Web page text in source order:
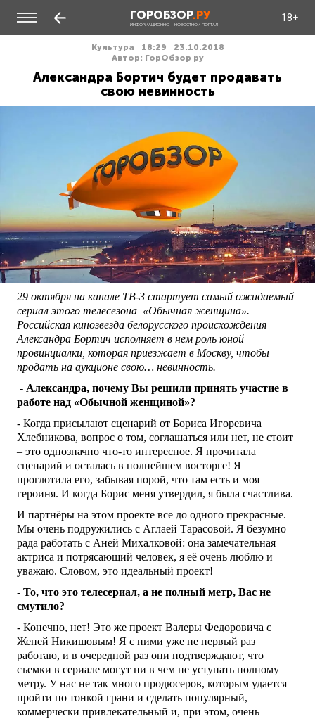
ГОРОБЗОР.РУ
ИНФОРМАЦИОННО - НОВОСТНОЙ ПОРТАЛ
18+
Культура 18:29
23.10.2018
Автор: ГорОбзор ру
Александра Бортич будет продавать
свою невинность
29 октября на канале ТВ-3 стартует самый ожидаемый
сериал этого телесезона «Обычная женщина».
Российская кинозвезда белорусского происхождения
Александра Бортич исполняет в нем роль юной
провинциалки, которая приезжает в Москву, чтобы
продать на аукционе свою… невинность.
- Александра, почему Вы решили принять участие в
работе над «Обычной женщиной»?
- Когда присылают сценарий от Бориса Игоревича
Хлебникова, вопрос о том, соглашаться или нет, не стоит
– это однозначно что-то интересное. Я прочитала
сценарий и осталась в полнейшем восторге! Я
проглотила его, забывая порой, что там есть и моя
героиня. И когда Борис меня утвердил, я была счастлива.
И партнёры на этом проекте все до одного прекрасные.
Мы очень подружились с Аглаей Тарасовой. Я безумно
рада работать с Аней Михалковой: она замечательная
актриса и потрясающий человек, я её очень люблю и
уважаю. Словом, это идеальный проект!
- То, что это телесериал, а не полный метр, Вас не
смутило?
- Конечно, нет! Это же проект Валеры Федоровича с
Женей Никишовым! Я с ними уже не первый раз
работаю, и в очередной раз они подтверждают, что
съемки в сериале могут ни в чем не уступать полному
метру. У нас не так много продюсеров, которым удается
пройти по тонкой грани и сделать популярный,
коммерчески привлекательный и, при этом, очень